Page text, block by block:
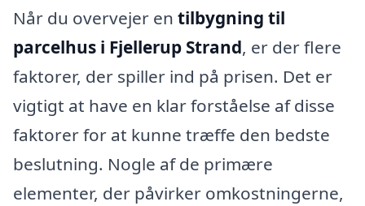
Når du overvejer en tilbygning til
parcelhus i Fjellerup Strand, er der flere
faktorer, der spiller ind på prisen. Det er
vigtigt at have en klar forståelse af disse
faktorer for at kunne træffe den bedste
beslutning. Nogle af de primære
elementer, der påvirker omkostningerne,